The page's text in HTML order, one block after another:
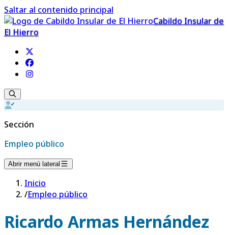
Saltar al contenido principal
Cabildo Insular de
El Hierro
Sección
Empleo público
Abrir menú lateral
Inicio
/Empleo público
Ricardo Armas Hernández